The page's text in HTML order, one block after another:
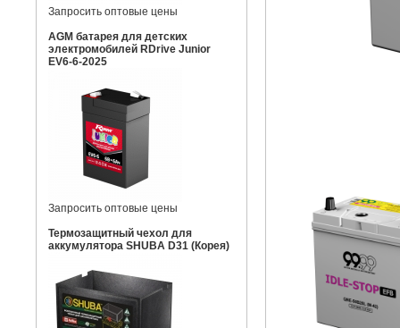
Запросить оптовые цены
AGM батарея для детских
электромобилей RDrive Junior
EV6-6-2025
Запросить оптовые цены
Термозащитный чехол для
аккумулятора SHUBA D31 (Корея)